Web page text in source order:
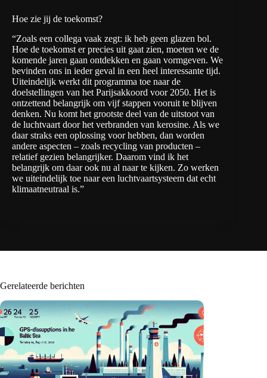
Hoe zie jij de toekomst?
“Zoals een collega vaak zegt: ik heb geen glazen bol.
Hoe de toekomst er precies uit gaat zien, moeten we de
komende jaren gaan ontdekken en gaan vormgeven. We
bevinden ons in ieder geval in een heel interessante tijd.
Uiteindelijk werkt dit programma toe naar de
doelstellingen van het Parijsakkoord voor 2050. Het is
ontzettend belangrijk om vijf stappen vooruit te blijven
denken. Nu komt het grootste deel van de uitstoot van
de luchtvaart door het verbranden van kerosine. Als we
daar straks een oplossing voor hebben, dan worden
andere aspecten – zoals recycling van producten –
relatief gezien belangrijker. Daarom vind ik het
belangrijk om daar ook nu al naar te kijken. Zo werken
we uiteindelijk toe naar een luchtvaartsysteem dat echt
klimaatneutraal is.”
Gerelateerde berichten